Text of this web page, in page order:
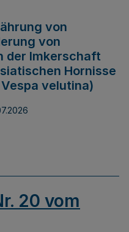
von
von
der Imkerschaft
Hornisse
velutina)
20 vom